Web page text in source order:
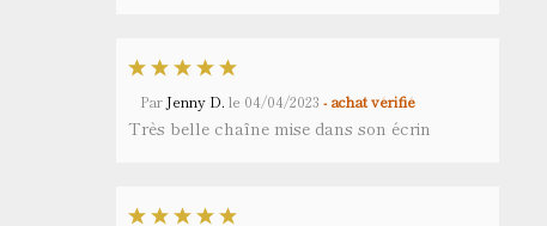
Par Jenny D. le 04/04/2023 - achat vérifié
Très belle chaîne mise dans son écrin